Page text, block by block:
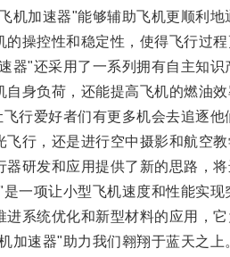
加速器"能够辅助飞机更顺利地
控性和稳定性，使得飞行过程
"还采用了一系列拥有自主知识
负荷，还能提高飞机的燃油效
爱好者们有更多机会去追逐他
，还是进行空中摄影和航空教
发和应用提供了新的思路，将
项让小型飞机速度和性能实现
统优化和新型材料的应用，它
速器"助力我们翱翔于蓝天之上